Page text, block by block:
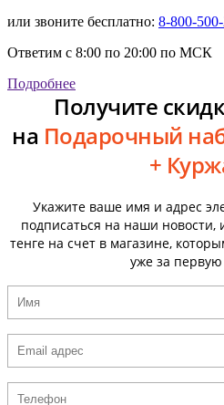
или звоните бесплатно: 8-800-
Ответим с 8:00 по 20:00 по МСК
Подробнее
Получите
на Подарочный
+
Укажите ваше имя и адрес
подписаться на наши новости,
тенге на счет в магазине,
уже за первую